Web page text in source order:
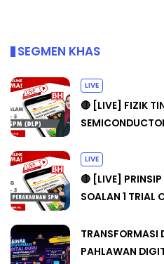
SEGMEN KHAS
LIVE
🔴 [LIVE] FIZIK
LIVE
🔴 [LIVE] PRINSIP
SOALAN 1 TRIAL
TRANSFORMASI
PAHLAWAN